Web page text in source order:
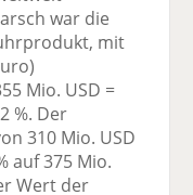
il
e
e
n
d
e
war die
mit
Mio. USD =
%. Der
310 Mio. USD
auf 375 Mio.
Wert der